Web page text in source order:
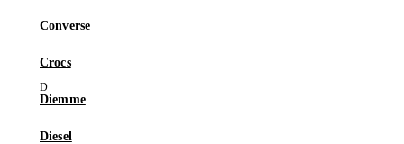
Converse
Crocs
Diemme
Diesel